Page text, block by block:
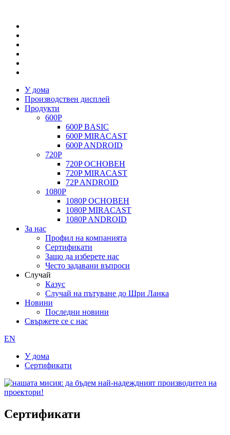
У дома
Производствен дисплей
Продукти
600P
600P BASIC
600P MIRACAST
600P ANDROID
720P
720P ОСНОВЕН
720P MIRACAST
72P ANDROID
1080P
1080P ОСНОВЕН
1080P MIRACAST
1080P ANDROID
За нас
Профил на компанията
Сертификати
Защо да изберете нас
Често задавани въпроси
Случай
Казус
Случай на пътуване до Шри Ланка
Новини
Последни новини
Свържете се с нас
EN
У дома
Сертификати
Сертификати